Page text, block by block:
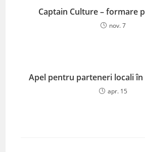
Captain Culture – formare
nov. 7
Apel pentru parteneri locali în
apr. 15